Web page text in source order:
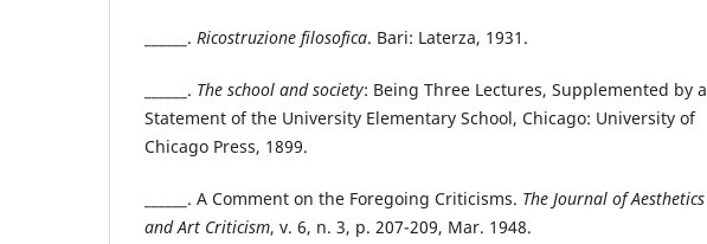
______. Ricostruzione filosofica. Bari: Laterza, 1931.
______. The school and society: Being Three Lectures, Supplemented by a
Statement of the University Elementary School, Chicago: University of
Chicago Press, 1899.
______. A Comment on the Foregoing Criticisms. The Journal of Aesthetics
and Art Criticism, v. 6, n. 3, p. 207-209, Mar. 1948.